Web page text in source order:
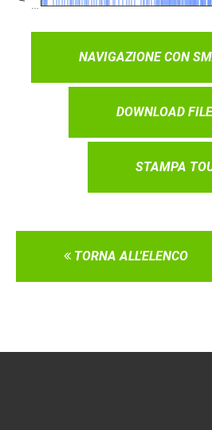
NAVIGAZIONE CON
DOWNLOAD
STAMPA
TORNA ALL'ELENCO